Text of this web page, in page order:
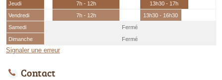
Jeudi
7h - 12h
13h30 - 17h
Vendredi
7h - 12h
13h30 - 16h30
Samedi
Fermé
Dimanche
Fermé
Signaler une erreur
Contact